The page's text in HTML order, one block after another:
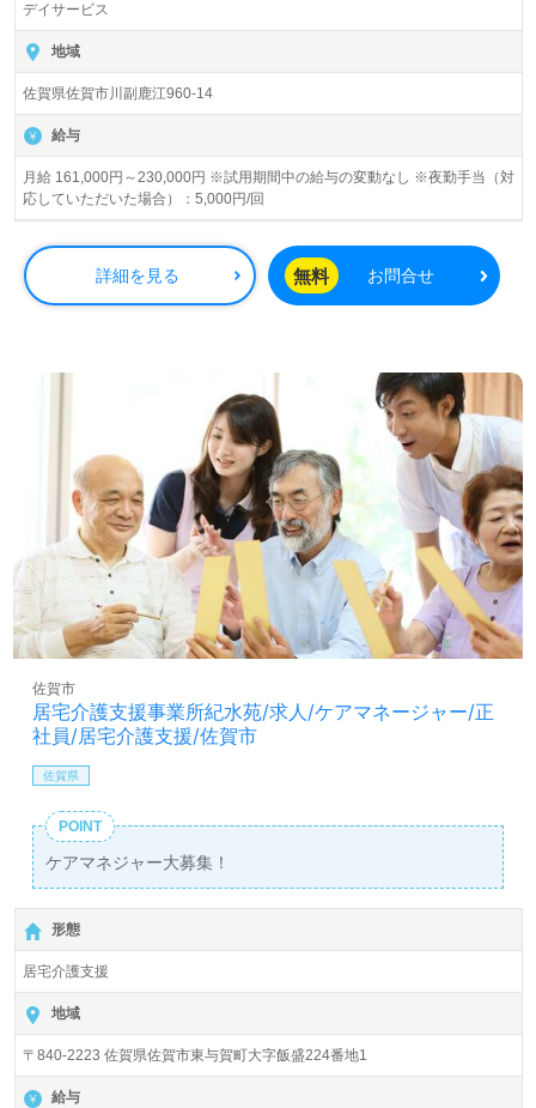
デイサービス
地域
佐賀県佐賀市川副鹿江960-14
給与
月給 161,000円～230,000円 ※試用期間中の給与の変動なし ※夜勤手当（対
応していただいた場合）：5,000円/回
詳細を見る 無料 お問合せ
居宅介護支援事業所紀水苑/求人/ケアマネージャー/正
社員/居宅介護支援/佐賀市
佐賀市
佐賀県
POINT
ケアマネジャー大募集！
形態
居宅介護支援
地域
〒840-2223 佐賀県佐賀市東与賀町大字飯盛224番地1
給与